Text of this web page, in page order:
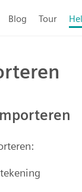
Blog Tour